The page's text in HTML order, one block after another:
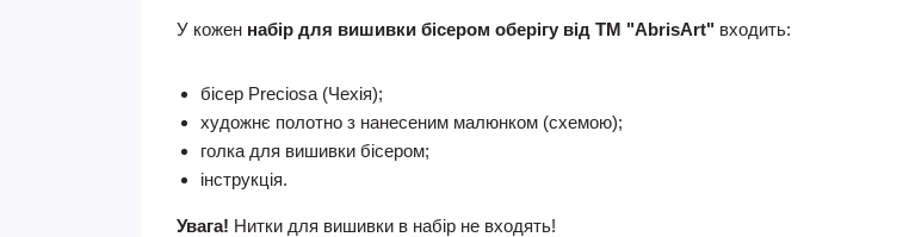
У кожен набір для вишивки бісером оберігу від ТМ "AbrisArt" входить:
бісер Preciosa (Чехія);
художнє полотно з нанесеним малюнком (схемою);
голка для вишивки бісером;
інструкція.
Увага! Нитки для вишивки в набір не входять!